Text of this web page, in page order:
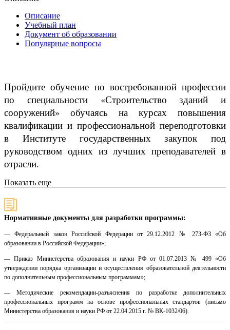
Описание
Учебный план
Документ об образовании
Популярные вопросы
Пройдите обучение по востребованной профессии
по специальности «Строительство зданий и
сооружений» обучаясь на курсах повышения
квалификации и профессиональной переподготовки
в Институте государственных закупок под
руководством одних из лучших преподавателей в
отрасли.
Показать еще
Нормативные документы для разработки программы:
— Федеральный закон Российской Федерации от 29.12.2012 № 273-ФЗ «Об
образовании в Российской Федерации»;
— Приказ Министерства образования и науки РФ от 01.07.2013 № 499 «Об
утверждении порядка организации и осуществления образовательной деятельности
по дополнительным профессиональным программам»;
— Методические рекомендации-разъяснения по разработке дополнительных
профессиональных программ на основе профессиональных стандартов (письмо
Министерства образования и науки РФ от 22.04.2015 г. № ВК-1032/06).